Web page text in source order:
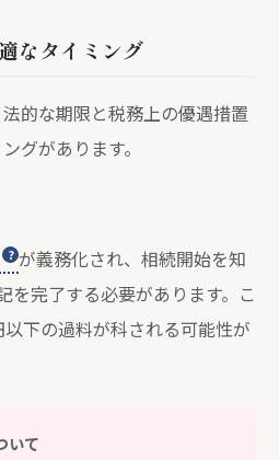
なタイミング
的な期限と税務上の優遇措置
グがあります。
が義務化され、相続開始を知
を完了する必要があります。こ
下の過料が科される可能性が
いて